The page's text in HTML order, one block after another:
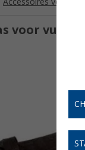
voor